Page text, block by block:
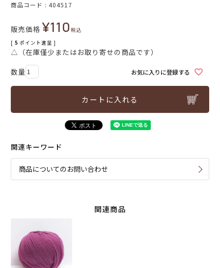
商品コード 404517
販売価格 ¥110税込
[ 5 ポイント進呈 ]
△（在庫僅少またはお取り寄せの商品です）
お気に入りに登録する
カートに入れる
関連キーワード
商品についてのお問い合わせ
関連商品